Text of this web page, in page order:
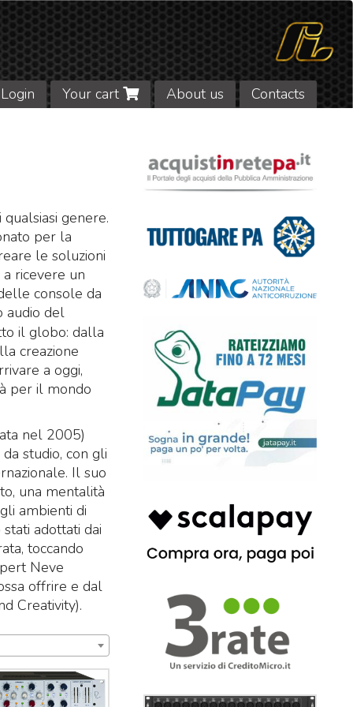
Login Your cart About us Contacts
genere.
per la
le soluzioni
ricevere un
console da
audio del
il globo: dalla
creazione
a oggi,
per il mondo
nel 2005)
studio, con gli
Il suo
una mentalità
ambienti di
adottati dai
toccando
Neve
offrire e dal
Creativity).